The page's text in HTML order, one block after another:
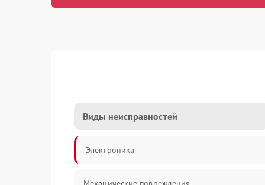
Виды неисправностей
Электроника